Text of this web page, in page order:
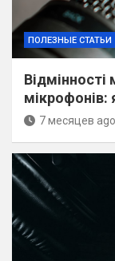
ПОЛЕЗНЫЕ СТАТЬИ
мікрофонів:
7 месяцев ago